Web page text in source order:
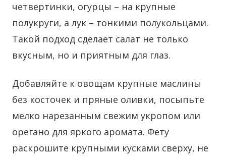
четвертинки, огурцы – на крупные
полукруги, а лук – тонкими полукольцами.
Такой подход сделает салат не только
вкусным, но и приятным для глаз.
Добавляйте к овощам крупные маслины
без косточек и пряные оливки, посыпьте
мелко нарезанным свежим укропом или
орегано для яркого аромата. Фету
раскрошите крупными кусками сверху, не